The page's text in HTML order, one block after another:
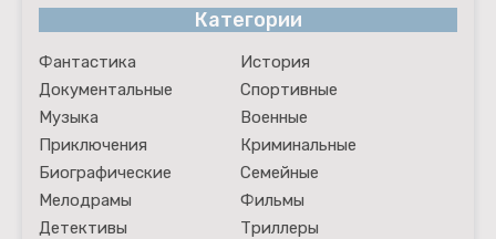
Категории
Фантастика
История
Документальные
Спортивные
Музыка
Военные
Приключения
Криминальные
Биографические
Семейные
Мелодрамы
Фильмы
Детективы
Триллеры